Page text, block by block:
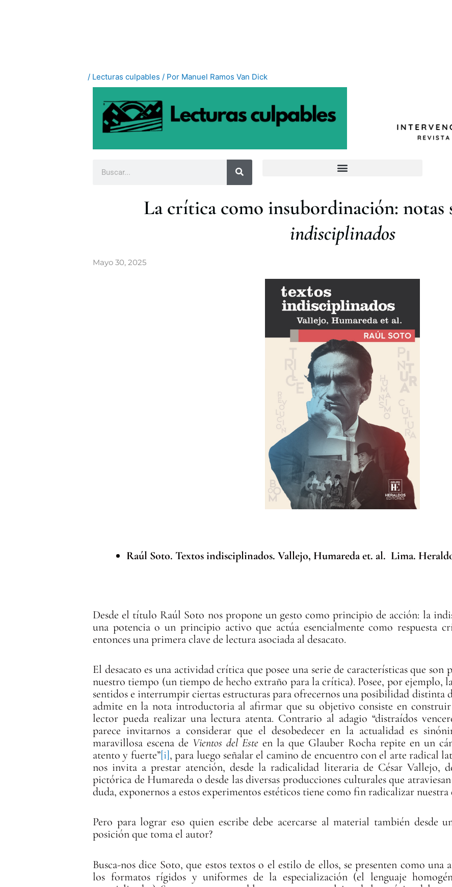
/ Lecturas culpables / Por Manuel Ramos Van Dick
La crítica como insubordinación: notas
indisciplinados
Mayo 30, 2025
Raúl Soto. Textos indisciplinados. Vallejo, Humareda et. al. Lima.
Desde el título Raúl Soto nos propone un gesto como principio de acción: la
una potencia o un principio activo que actúa esencialmente como respuesta
entonces una primera clave de lectura asociada al desacato.
El desacato es una actividad crítica que posee una serie de características que
nuestro tiempo (un tiempo de hecho extraño para la crítica). Posee, por ejemplo,
sentidos e interrumpir ciertas estructuras para ofrecernos una posibilidad distinta
admite en la nota introductoria al afirmar que su objetivo consiste en
lector pueda realizar una lectura atenta. Contrario al adagio “distraídos
parece invitarnos a considerar que el desobedecer en la actualidad es
maravillosa escena de Vientos del Este en la que Glauber Rocha repite en un
atento y fuerte”[i], para luego señalar el camino de encuentro con el arte radical
nos invita a prestar atención, desde la radicalidad literaria de César Vallejo,
pictórica de Humareda o desde las diversas producciones culturales que
duda, exponernos a estos experimentos estéticos tiene como fin radicalizar
Pero para lograr eso quien escribe debe acercarse al material también desde
posición que toma el autor?
Busca-nos dice Soto, que estos textos o el estilo de ellos, se presenten como
los formatos rígidos y uniformes de la especialización (el lenguaje